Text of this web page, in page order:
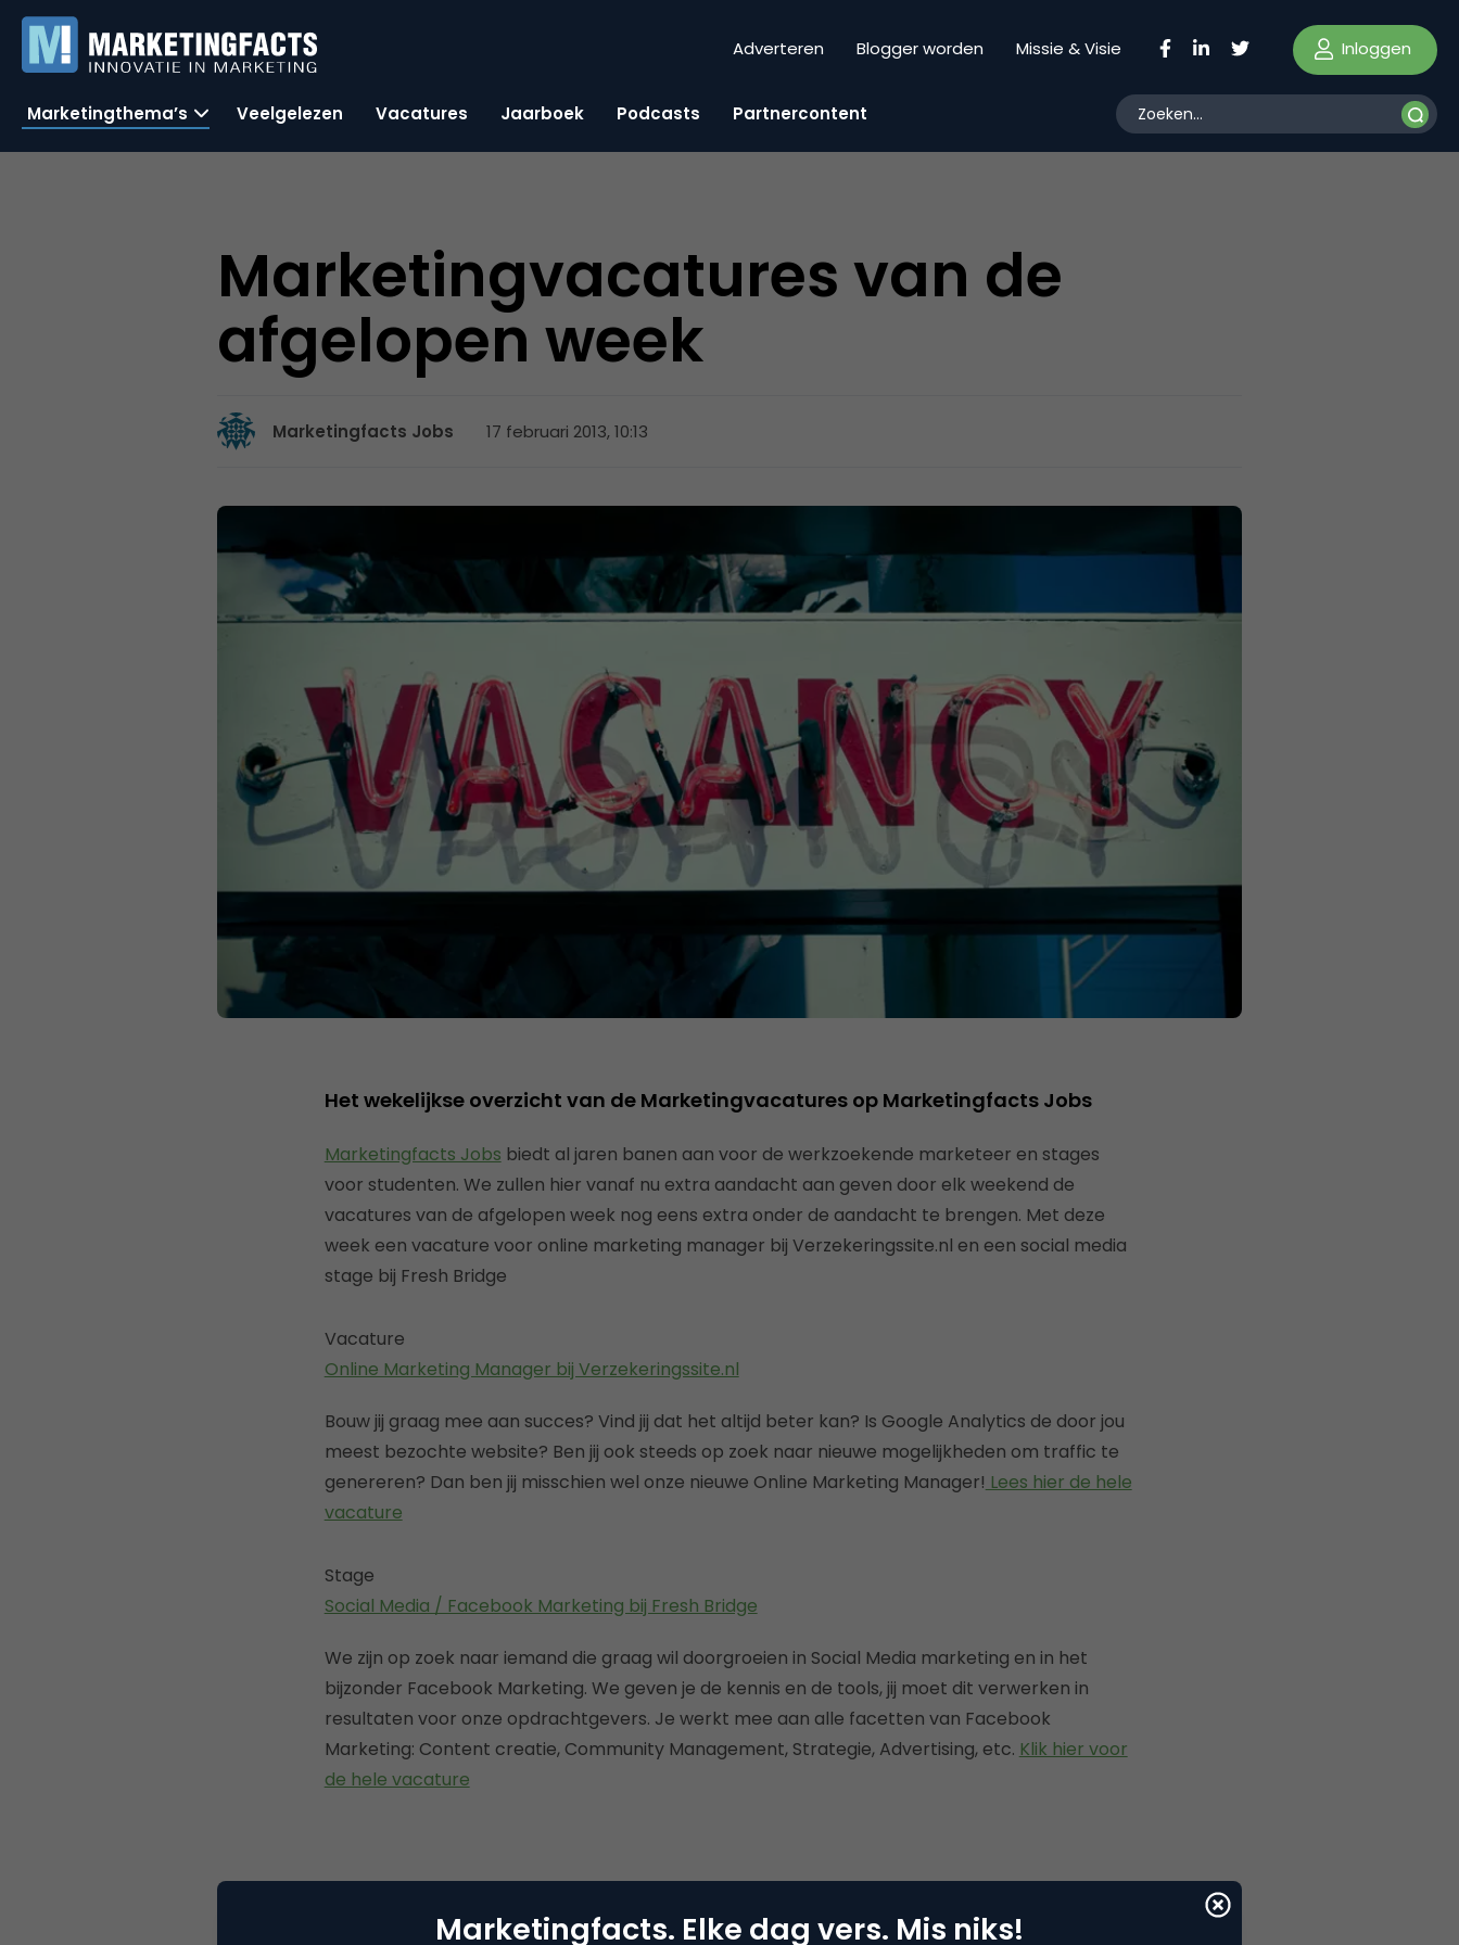
Adverteren Blogger worden Missie & Visie Inloggen
Marketingthema’s Veelgelezen Vacatures Jaarboek Podcasts Partnercontent
Marketingvacatures van de
afgelopen week
Marketingfacts Jobs 17 februari 2013, 10:13
Het wekelijkse overzicht van de Marketingvacatures op Marketingfacts Jobs
Marketingfacts Jobs biedt al jaren banen aan voor de werkzoekende marketeer en stages
voor studenten. We zullen hier vanaf nu extra aandacht aan geven door elk weekend de
vacatures van de afgelopen week nog eens extra onder de aandacht te brengen. Met deze
week een vacature voor online marketing manager bij Verzekeringssite.nl en een social media
stage bij Fresh Bridge
Vacature
Online Marketing Manager bij Verzekeringssite.nl
Bouw jij graag mee aan succes? Vind jij dat het altijd beter kan? Is Google Analytics de door jou
meest bezochte website? Ben jij ook steeds op zoek naar nieuwe mogelijkheden om traffic te
genereren? Dan ben jij misschien wel onze nieuwe Online Marketing Manager! Lees hier de hele
vacature
Stage
Social Media / Facebook Marketing bij Fresh Bridge
We zijn op zoek naar iemand die graag wil doorgroeien in Social Media marketing en in het
bijzonder Facebook Marketing. We geven je de kennis en de tools, jij moet dit verwerken in
resultaten voor onze opdrachtgevers. Je werkt mee aan alle facetten van Facebook
Marketing: Content creatie, Community Management, Strategie, Advertising, etc. Klik hier voor
de hele vacature
Deel dit artikel Kopieer link
Marketingfacts. Elke dag vers. Mis niks!